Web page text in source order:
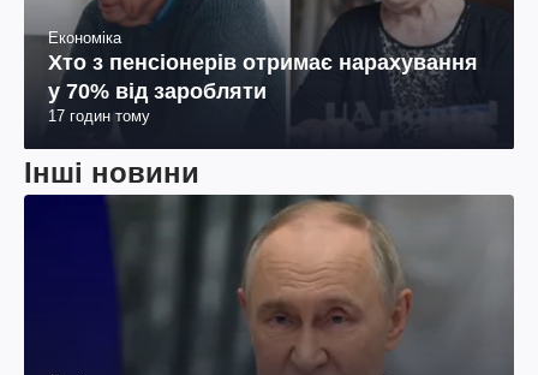
Економіка
Хто з пенсіонерів отримає нарахування
у 70% від заробляти
17 годин тому
Інші новини